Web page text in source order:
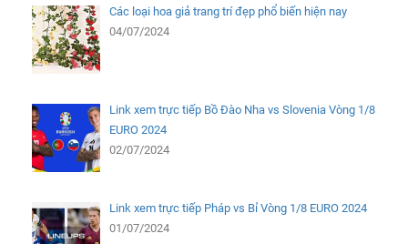
Các loại hoa giả trang trí đẹp phổ biến hiện nay
04/07/2024
Link xem trực tiếp Bồ Đào Nha vs Slovenia Vòng 1/8
EURO 2024
02/07/2024
Link xem trực tiếp Pháp vs Bỉ Vòng 1/8 EURO 2024
01/07/2024